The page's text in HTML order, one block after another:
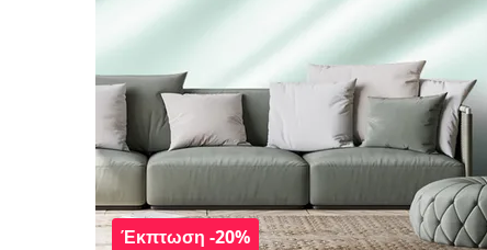
Έκπτωση -20%